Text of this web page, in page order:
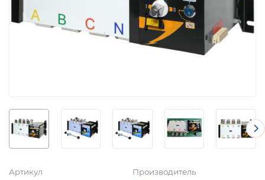
Артикул Производитель